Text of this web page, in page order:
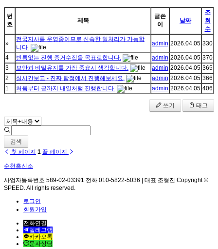
번
호
제목
글쓴
이
날짜
조
회
수
»
전국지사를 운영중이므로 신속한 일처리가 가능합
니다.
admin 2026.04.05 330
4 빈틈없는 진행 증거수집을 목표로합니다. admin 2026.04.05 370
3
보안과 비밀유지를 가장 중요시 생각합니다. admin 2026.04.05 365
2
실시간보고 - 진짜 탐정에서 진행해보세요. admin 2026.04.05 366
1
처음부터 끝까지 내일처럼 진행합니다. admin 2026.04.05 406
쓰기 태그
검색
첫 페이지 1 끝 페이지
순천흥신소
사업자등록번호 589-02-03391 전화 010-5822-5036 | 대표 조형진 Copyright ©
SPEED. All rights reserved.
로그인
회원가입
전화연결
텔레그램
카카오톡
문자상담